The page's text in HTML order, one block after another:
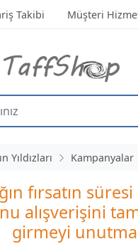
Takibi Müşteri
Yıldızları Kampanyalar
fırsatın
alışverişini
girmeyi